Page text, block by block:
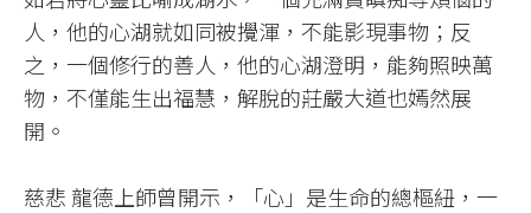
人，他的心湖就如同被攪渾，不能影現事物；反
之，一個修行的善人，他的心湖澄明，能夠照映萬
物，不僅能生出福慧，解脫的莊嚴大道也嫣然展
開。
慈悲 龍德上師曾開示，「心」是生命的總樞紐，一